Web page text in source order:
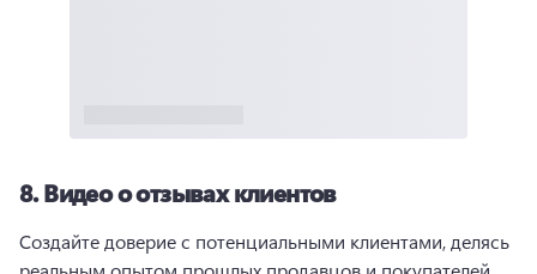
8.Видео о отзывах клиентов
Создайте доверие с потенциальными клиентами, делясь